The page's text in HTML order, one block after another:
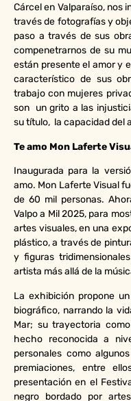
Cárcel en Valparaíso, nos
través de fotografías y
paso a través de sus
compenetrarnos de su
están presente el amor y
característico de sus
trabajo con mujeres
son un grito a las
su título, la capacidad del
Te amo Mon Laferte
Inaugurada para la
amo. Mon Laferte Visual
de 60 mil personas.
Valpo a Mil 2025, para
artes visuales, en una
plástico, a través de
y figuras
artista más allá de la
La exhibición propone
biográfico, narrando la
Mar; su trayectoria
hecho reconocida a
personales como
premiaciones, entre
presentación en el
negro bordado por